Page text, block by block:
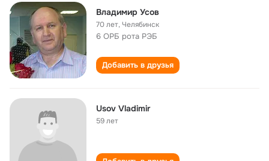
Владимир Усов
70 лет,Челябинск
6 ОРБ рота РЭБ
Добавить в друзья
Usov Vladimir
59 лет